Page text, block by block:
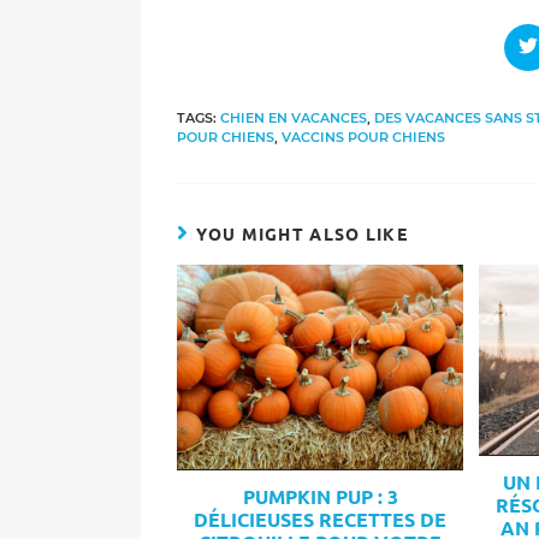
TAGS: CHIEN EN VACANCES, DES VACANCES SANS
POUR CHIENS, VACCINS POUR CHIENS
YOU MIGHT ALSO LIKE
PUMPKIN PUP : 3
DÉLICIEUSES RECETTES DE
UN
AN